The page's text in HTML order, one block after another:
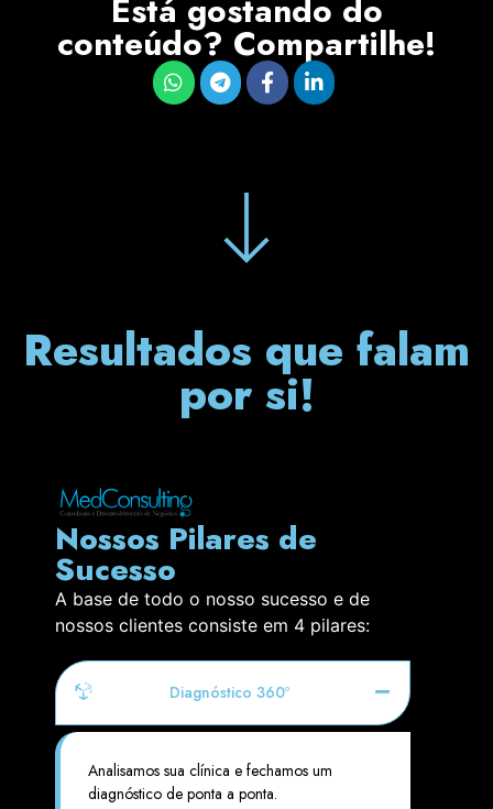
Está gostando do
conteúdo? Compartilhe!
Resultados que falam
por si!
Nossos Pilares de
Sucesso
A base de todo o nosso sucesso e de
nossos clientes consiste em 4 pilares:
Diagnóstico 360º
Analisamos sua clínica e fechamos um
diagnóstico de ponta a ponta.